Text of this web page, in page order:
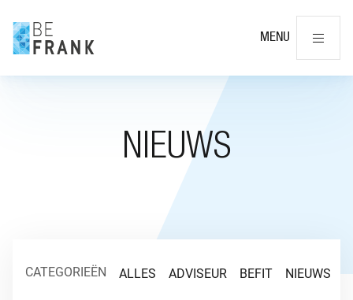
MENU
NIEUWS
CATEGORIEËN ALLES ADVISEUR BEFIT NIEUWS